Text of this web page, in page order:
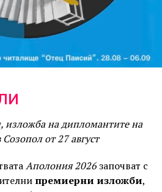
изложба на дипломантите на
от 27 август
Аполония 2026започват с
премиерни изложби,